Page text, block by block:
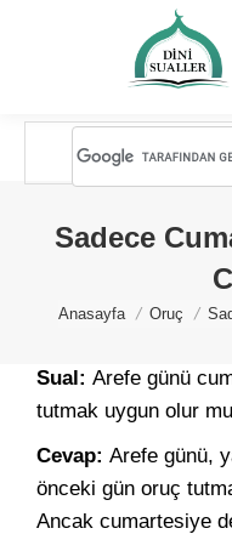
Sadece
You are here:
Anasayfa Oruç
Sual: Arefe günü
tutmak uygun olur
Cevap: Arefe günü,
önceki gün oruç
Ancak cumartesiye